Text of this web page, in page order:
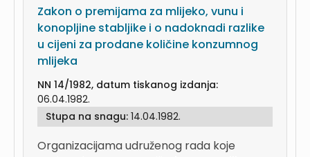
Zakon o premijama za mlijeko, vunu i
konopljine stabljike i o nadoknadi razlike
u cijeni za prodane količine konzumnog
mlijeka
NN 14/1982, datum tiskanog izdanja:
06.04.1982.
Stupa na snagu: 14.04.1982.
Organizacijama udruženog rada koje